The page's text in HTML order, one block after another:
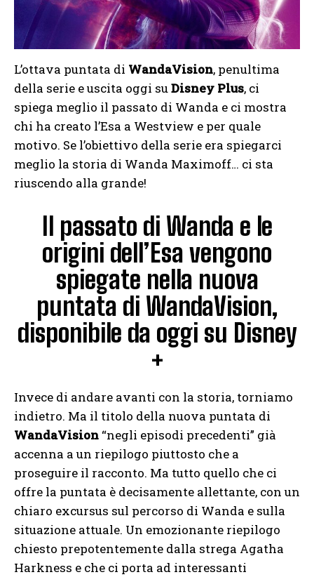
L’ottava puntata di WandaVision, penultima
della serie e uscita oggi suDisney Plus, ci
spiega meglio il passato di Wanda e ci mostra
chi ha creato l’Esa a Westview e per quale
motivo. Se l’obiettivo della serie era spiegarci
meglio la storia di Wanda Maximoff… ci sta
riuscendo alla grande!
Il passato di Wanda e le
origini dell’Esa vengono
spiegate nella nuova
puntata di WandaVision,
disponibile da oggi su Disney
+
Invece di andare avanti con la storia, torniamo
indietro. Ma il titolo della nuova puntata di
WandaVision “negli episodi precedenti” già
accenna a un riepilogo piuttosto che a
proseguire il racconto. Ma tutto quello che ci
offre la puntata è decisamente allettante, con un
chiaro excursus sul percorso di Wanda e sulla
situazione attuale. Un emozionante riepilogo
chiesto prepotentemente dalla strega Agatha
Harkness e che ci porta ad interessanti